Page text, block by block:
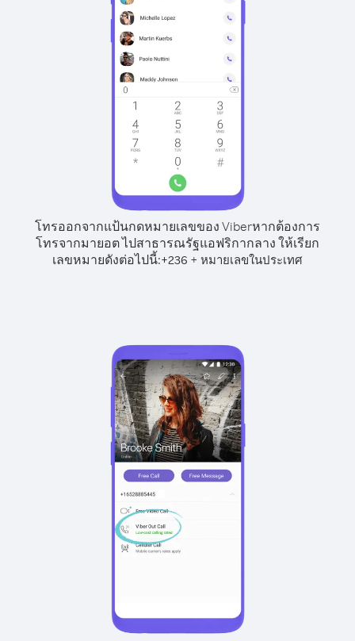
โทรออกจากแป้นกดหมายเลขของ Viberหากต้องการ
โทรจากมายอต ไปสาธารณรัฐแอฟริกากลาง ให้เรียก
เลขหมายดังต่อไปนี้:+236 + หมายเลขในประเทศ